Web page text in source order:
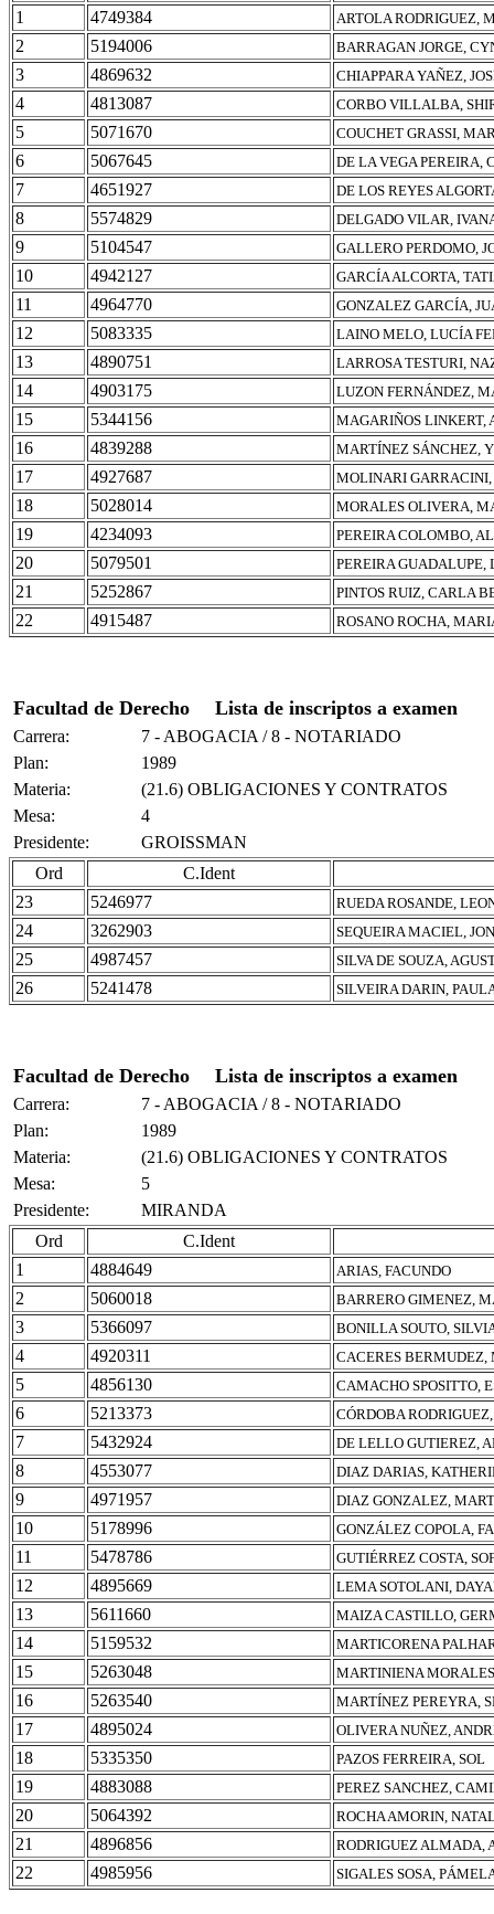
1 4749384 ARTOLA RODRIGUEZ,
2 5194006 BARRAGAN JORGE,
3 4869632 CHIAPPARA YAÑEZ,
4 4813087 CORBO VILLALBA,
5 5071670 COUCHET GRASSI,
6 5067645 DE LA VEGA PEREIRA,
7 4651927 DE LOS REYES
8 5574829 DELGADO VILAR,
9 5104547 GALLERO PERDOMO,
10 4942127 GARCÍA ALCORTA,
11 4964770 GONZALEZ GARCÍA,
12 5083335 LAINO MELO, LUCÍA
13 4890751 LARROSA TESTURI,
14 4903175 LUZON FERNÁNDEZ,
15 5344156 MAGARIÑOS LINKERT,
16 4839288 MARTÍNEZ SÁNCHEZ,
17 4927687 MOLINARI
18 5028014 MORALES OLIVERA,
19 4234093 PEREIRA COLOMBO,
20 5079501 PEREIRA
21 5252867 PINTOS RUIZ, CARLA
22 4915487 ROSANO ROCHA,
Facultad de Derecho Lista de inscriptos a examen
Carrera:
7 - ABOGACIA / 8 - NOTARIADO
Plan:
1989
Materia:
(21.6) OBLIGACIONES Y CONTRATOS
Mesa:
4
Presidente:
GROISSMAN
Ord
C.Ident
23
5246977 RUEDA ROSANDE,
24 3262903 SEQUEIRA MACIEL,
25 4987457 SILVA DE SOUZA,
26 5241478 SILVEIRA DARIN,
Facultad de Derecho Lista de inscriptos a examen
Carrera:
7 - ABOGACIA / 8 - NOTARIADO
Plan:
1989
Materia:
(21.6) OBLIGACIONES Y CONTRATOS
Mesa:
5
Presidente:
MIRANDA
Ord
C.Ident
1
4884649 ARIAS, FACUNDO
2 5060018 BARRERO GIMENEZ,
3 5366097 BONILLA SOUTO,
4 4920311 CACERES
5 4856130 CAMACHO SPOSITTO,
6 5213373 CÓRDOBA
7 5432924 DE LELLO GUTIEREZ,
8 4553077 DIAZ DARIAS,
9 4971957 DIAZ GONZALEZ,
10 5178996 GONZÁLEZ COPOLA,
11 5478786 GUTIÉRREZ COSTA,
12 4895669 LEMA SOTOLANI,
13 5611660 MAIZA CASTILLO,
14 5159532 MARTICORENA
15 5263048 MARTINIENA
16 5263540 MARTÍNEZ PEREYRA,
17 4895024 OLIVERA NUÑEZ,
18 5335350 PAZOS FERREIRA, SOL
19 4883088 PEREZ SANCHEZ,
20 5064392 ROCHA AMORIN,
21 4896856 RODRIGUEZ ALMADA,
22 4985956 SIGALES SOSA,